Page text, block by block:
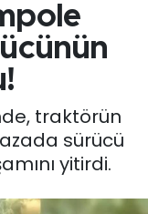
traktörün
sürücü
yitirdi.
Fikstür